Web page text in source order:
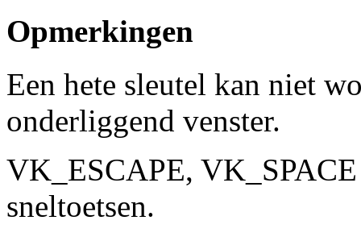
Opmerkingen
Een hete sleutel kan niet
onderliggend venster.
VK_ESCAPE,
sneltoetsen.